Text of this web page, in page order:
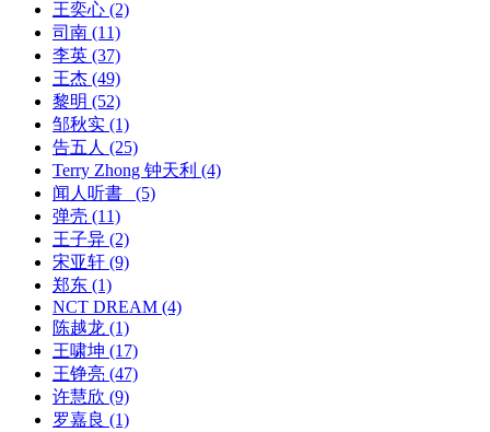
王奕心 (2)
司南 (11)
李英 (37)
王杰 (49)
黎明 (52)
邹秋实 (1)
告五人 (25)
Terry Zhong 钟天利 (4)
闻人听書_
(5)
弹壳 (11)
王子异 (2)
宋亚轩 (9)
郑东 (1)
NCT DREAM (4)
陈越龙 (1)
王啸坤 (17)
王铮亮 (47)
许慧欣 (9)
罗嘉良 (1)